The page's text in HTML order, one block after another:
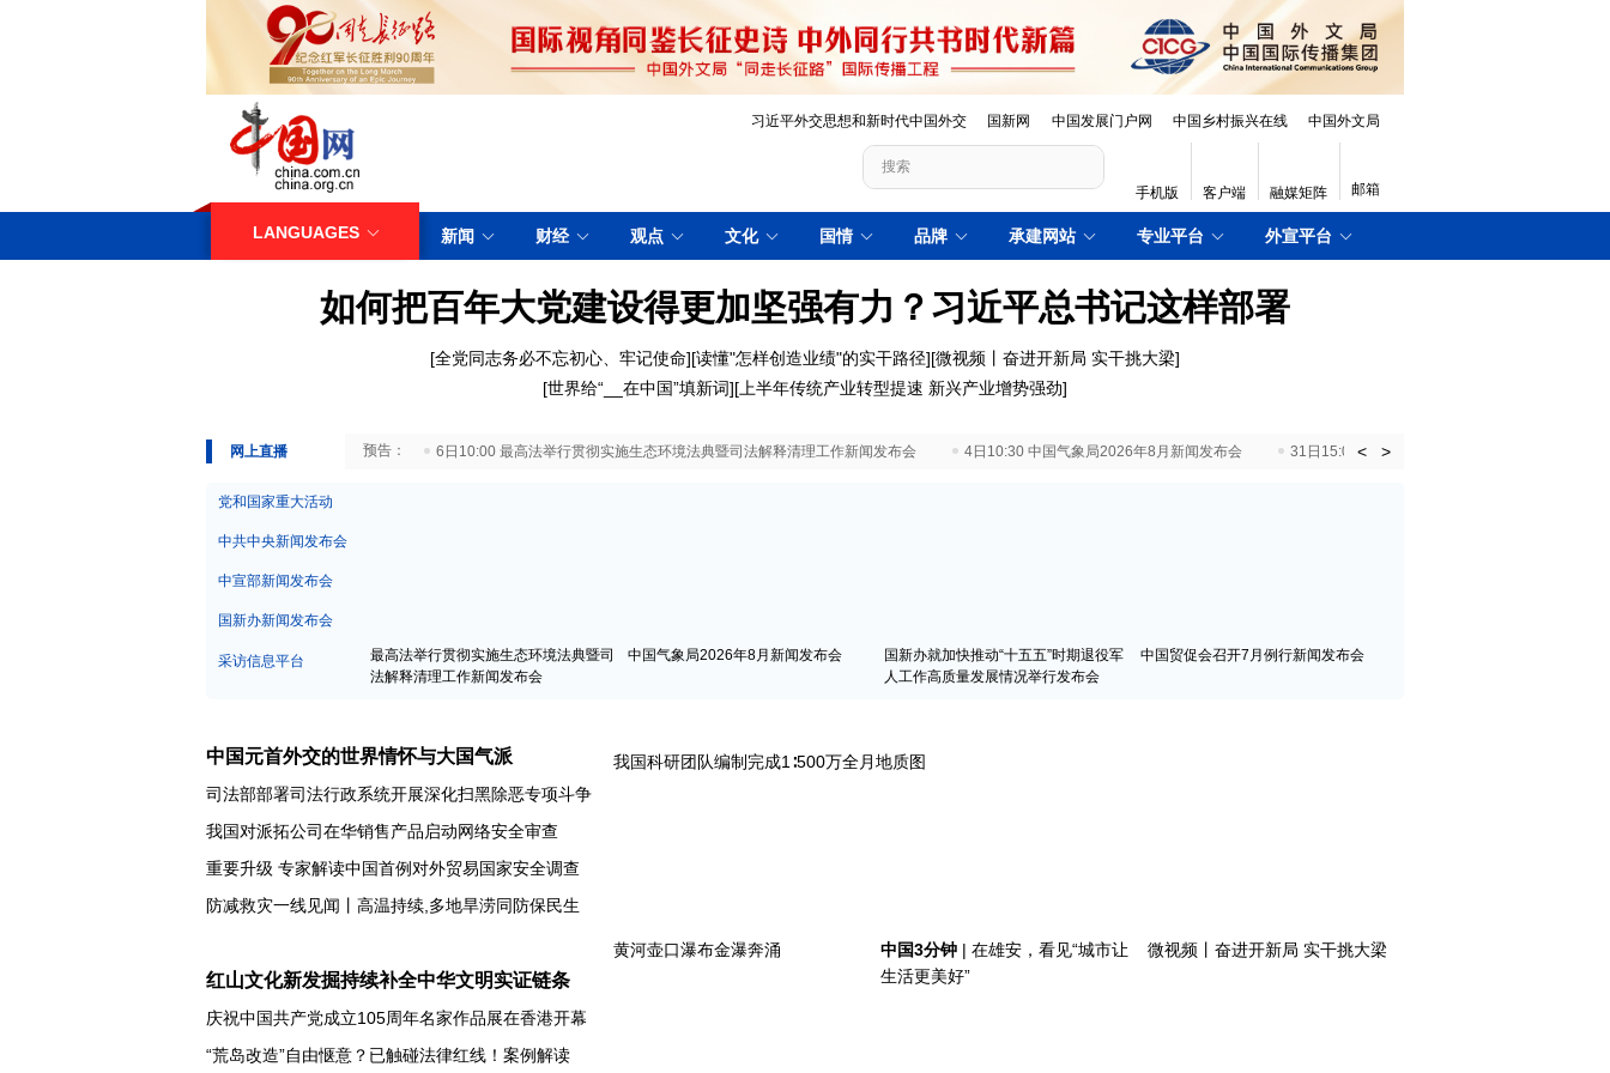
习近平外交思想和新时代中国外交 国新网 中国发展门户网 中国乡村振兴在线 中国外文局
手机版 客户端 融媒矩阵 邮箱
LANGUAGES 新闻 财经 观点 文化 国情 品牌 承建网站 专业平台 外宣平台
如何把百年大党建设得更加坚强有力？习近平总书记这样部署
[全党同志务必不忘初心、牢记使命][读懂"怎样创造业绩"的实干路径][微视频丨奋进开新局 实干挑大梁]
[世界给“__在中国”填新词][ 上半年传统产业转型提速 新兴产业增势强劲]
网上直播
29日10:00 国务院台湾事务办公室7月29日举行新闻发布会 6日10:00 最高法举行贯彻实施生态环境法典暨司法解释清理工作新闻发布会 4日10:30 中国气象局2026年8月新闻发布会 31日15:00 国新办就加快推动“十五五”时期退役
< >
党和国家重大活动
中共中央新闻发布会
中宣部新闻发布会
国新办新闻发布会
采访信息平台
最高法举行贯彻实施生态环境法典暨司
法解释清理工作新闻发布会
中国气象局2026年8月新闻发布会
国新办就加快推动“十五五”时期退役军
人工作高质量发展情况举行发布会
中国贸促会召开7月例行新闻发布会
中国元首外交的世界情怀与大国气派
司法部部署司法行政系统开展深化扫黑除恶专项斗争
我国对派拓公司在华销售产品启动网络安全审查
重要升级 专家解读中国首例对外贸易国家安全调查
红山文化新发掘持续补全中华文明实证链条
庆祝中国共产党成立105周年名家作品展在香港开幕
“荒岛改造”自由惬意？已触碰法律红线！案例解读